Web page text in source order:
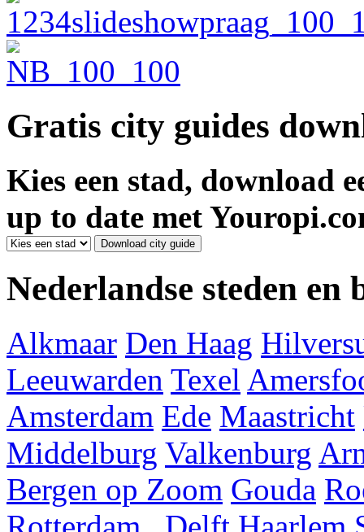
Gratis city guides
Kies een stad, download
up to date met
Nederlandse steden en
Alkmaar Den Haag
Leeuwarden Texel
Amsterdam Ede Maastricht
Middelburg Valkenburg
Bergen op Zoom Gouda